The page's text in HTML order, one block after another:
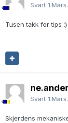
Svart
Tusen takk for tips :)
Svart
Skjerdens